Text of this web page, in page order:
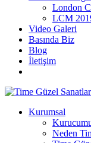
London
LCM
Video Galeri
Basında Biz
Blog
İletişim
Kurumsal
Neden